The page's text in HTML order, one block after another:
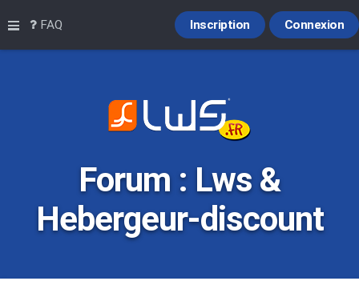
Raccourcis
FAQ Connexion
Inscription
Forum : Lws &
Hebergeur-discount